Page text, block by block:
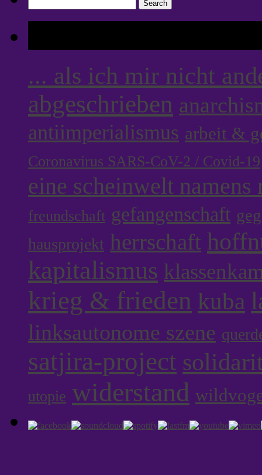
for:
... als ich mir nicht
abgeschrieben
antiimperialismus arbeit &
Coronavirus SARS-CoV-2 / Covid-19
eine scheinwelt namens
freundschaft gefangenschaft
hausprojekt herrschaft
kapitalismus
krieg & frieden kuba
linksautonome szene
satjira-project
utopie widerstand